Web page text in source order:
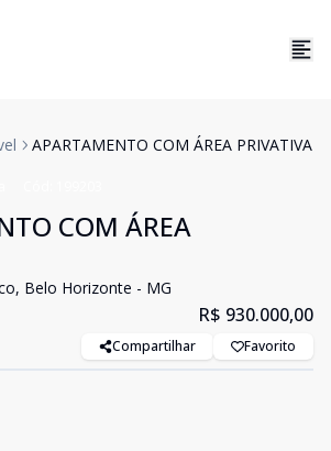
APARTAMENTO COM ÁREA PRIVATIVA
COM ÁREA
Belo Horizonte - MG
R$ 930.000,00
Compartilhar Favorito